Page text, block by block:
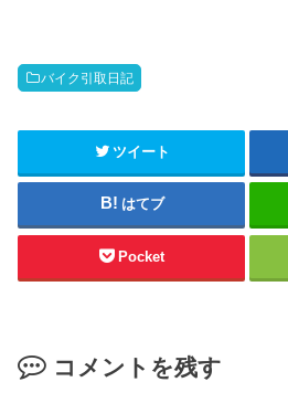
バイク引取日記
ツイート
はてブ
Pocket
コメントを残す